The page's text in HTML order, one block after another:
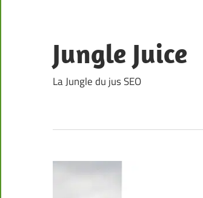
content
Jungle Juice
La Jungle du jus SEO